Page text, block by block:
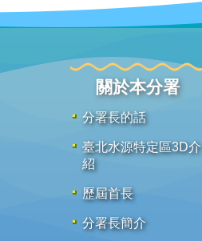
關於本分署
分署長的話
臺北水源特定區3D介
紹
歷屆首長
分署長簡介